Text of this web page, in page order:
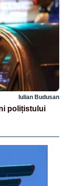
Iulian Budusan
polițistului